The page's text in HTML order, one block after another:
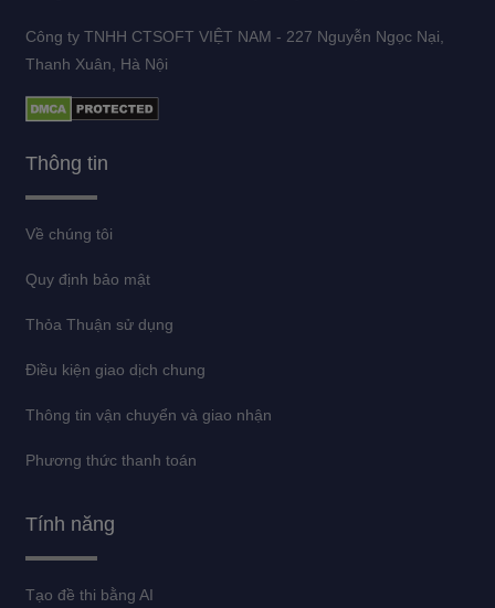
Công ty TNHH CTSOFT VIỆT NAM - 227 Nguyễn Ngọc Nại,
Thanh Xuân, Hà Nội
Thông tin
Về chúng tôi
Quy định bảo mật
Thỏa Thuận sử dụng
Điều kiện giao dịch chung
Thông tin vận chuyển và giao nhận
Phương thức thanh toán
Tính năng
Tạo đề thi bằng AI